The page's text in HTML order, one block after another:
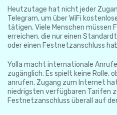
Heutzutage hat nicht jeder
Telegram, um über WiFi
tätigen. Viele Menschen müssen
erreichen, die nur einen
oder einen Festnetzanschluss
Yolla macht internationale
zugänglich. Es spielt keine Rolle,
anrufen, Zugang zum Internet
niedrigsten verfügbaren Tarifen
Festnetzanschluss überall auf